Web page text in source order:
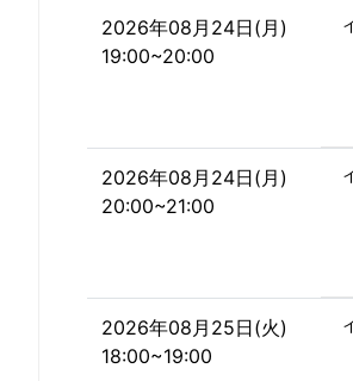
2026年08月24日(月)
19:00~20:00
2026年08月24日(月)
20:00~21:00
2026年08月25日(火)
18:00~19:00